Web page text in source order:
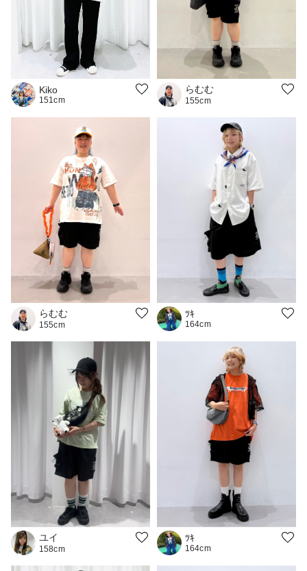
Kiko
151cm
らむむ
155cm
らむむ
155cm
ﾂｷ
164cm
ユイ
158cm
ﾂｷ
164cm